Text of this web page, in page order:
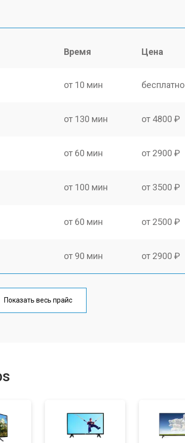
Время Цена
от 10 мин бесплатно
от 130 мин от 4800 ₽
от 60 мин от 2900 ₽
от 100 мин от 3500 ₽
от 60 мин от 2500 ₽
от 90 мин от 2900 ₽
от 70 мин
от 70 мин от 3500 ₽
Показать весь прайс